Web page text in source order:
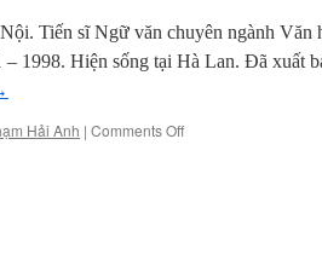
176):
Phạm
Hải
Tiến sĩ Ngữ văn chuyên ngành
– 1998. Hiện sống tại Hà Lan. Đã xuất
Hải Anh | Comments Offon